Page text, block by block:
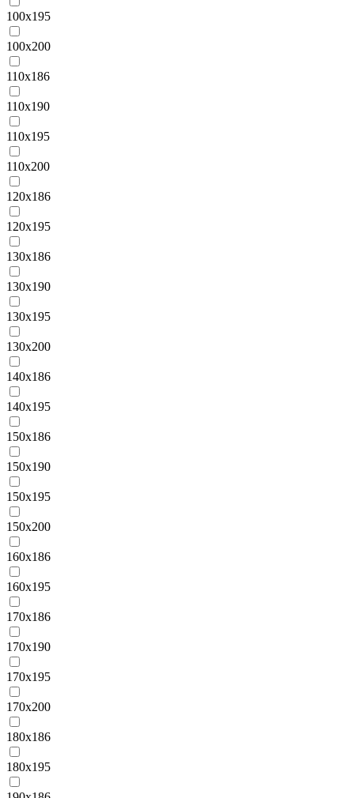
100х195
100х200
110х186
110х190
110х195
110х200
120х186
120х195
130х186
130х190
130х195
130х200
140х186
140х195
150х186
150х190
150х195
150х200
160х186
160х195
170х186
170х190
170х195
170х200
180х186
180х195